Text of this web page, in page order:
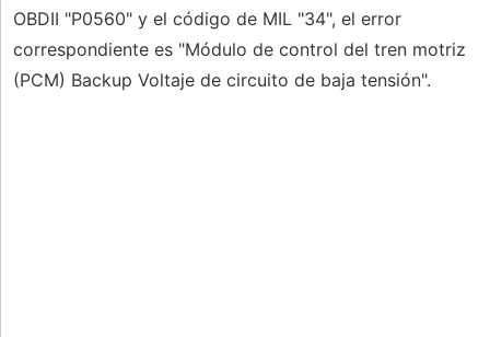
OBDII "P0560" y el código de MIL "34", el error
correspondiente es "Módulo de control del tren motriz
(PCM) Backup Voltaje de circuito de baja tensión".